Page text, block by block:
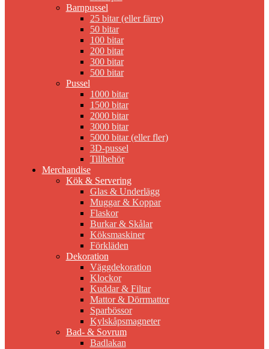
Barnpussel
25 bitar (eller färre)
50 bitar
100 bitar
200 bitar
300 bitar
500 bitar
Pussel
1000 bitar
1500 bitar
2000 bitar
3000 bitar
5000 bitar (eller fler)
3D-pussel
Tillbehör
Merchandise
Kök & Servering
Glas & Underlägg
Muggar & Koppar
Flaskor
Burkar & Skålar
Köksmaskiner
Förkläden
Dekoration
Väggdekoration
Klockor
Kuddar & Filtar
Mattor & Dörrmattor
Sparbössor
Kylskåpsmagneter
Bad- & Sovrum
Badlakan